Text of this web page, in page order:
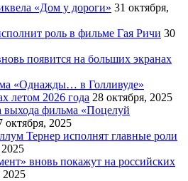
«Дом у дороги» 31 октября,
роль в фильме Гая Ричи 30
появится на больших экранах
«Однажды… в Голливуде»
летом 2026 года 28 октября, 2025
выхода фильма «Поцелуй
октября, 2025
Тернер исполнят главные роли
вновь покажут на российских
2025